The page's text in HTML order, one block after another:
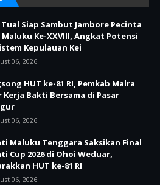
Siap Sambut Jambore Pecinta
Maluku Ke-XXVIII, Angkat Potensi
Kepulauan Kei
06, 2026
HUT ke-81 RI, Pemkab Malra
Kerja Bakti Bersama di Pasar
06, 2026
Maluku Tenggara Saksikan Final
Cup 2026 di Ohoi Weduar,
HUT ke-81 RI
06, 2026